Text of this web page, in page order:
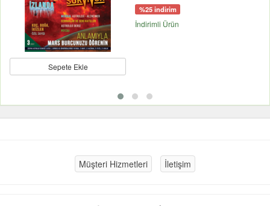
Sepete Ekle
%25 indirim
İndirimli Ürün
Müşteri Hizmetleri İletişim